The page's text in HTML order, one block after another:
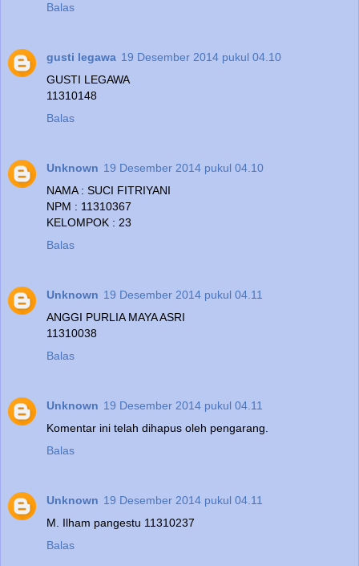
Balas
gusti legawa 19 Desember 2014 pukul 04.10
GUSTI LEGAWA
11310148
Balas
Unknown 19 Desember 2014 pukul 04.10
NAMA : SUCI FITRIYANI
NPM : 11310367
KELOMPOK : 23
Balas
Unknown 19 Desember 2014 pukul 04.11
ANGGI PURLIA MAYA ASRI
11310038
Balas
Unknown 19 Desember 2014 pukul 04.11
Komentar ini telah dihapus oleh pengarang.
Balas
Unknown 19 Desember 2014 pukul 04.11
M. Ilham pangestu 11310237
Balas